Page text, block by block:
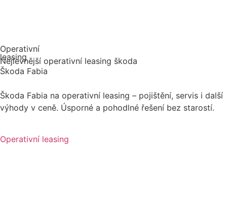
Operativní
leasing
Nejlevnější operativní leasing škoda
Škoda Fabia
Škoda Fabia na operativní leasing – pojištění, servis i další
výhody v ceně. Úsporné a pohodlné řešení bez starostí.
Operativní leasing